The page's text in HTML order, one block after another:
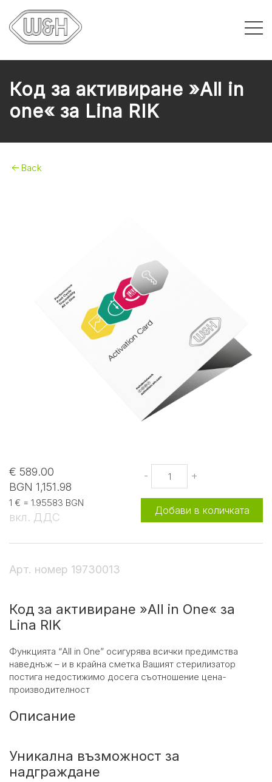
Код за активиране »All in
one« за Lina RIK
Back
€ 589.00
BGN 1,151.98
1 € = 1.95583 BGN
вкл. ДДС
- +
Добави в количката
Арт. номер 19730013
Код за активиране »All in One« за
Lina RIK
Функцията “All in One” осигурява всички предимства
наведнъж – и в крайна сметка Вашият стерилизатор
постига недостижимо досега съотношение цена-
производителност
Описание
Уникална възможност за
надграждане